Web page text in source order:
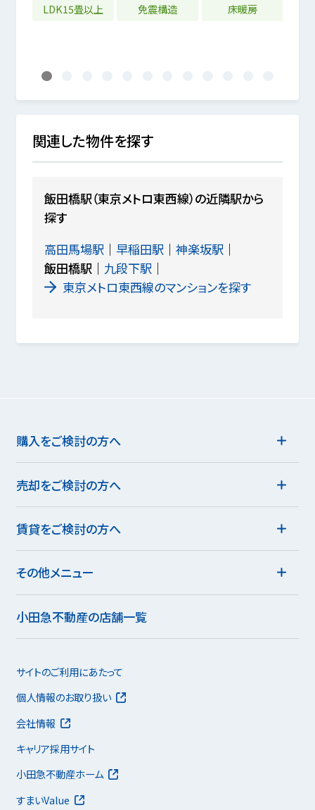
LDK15畳以上 免震構造 床暖房
1
関連した物件を探す
飯田橋駅（東京メトロ東西線）の近隣駅から
探す
高田馬場駅
早稲田駅
神楽坂駅
飯田橋駅
九段下駅
東京メトロ東西線のマンションを探す
購入をご検討の方へ
売却をご検討の方へ
賃貸をご検討の方へ
その他メニュー
小田急不動産の店舗一覧
サイトのご利用にあたって
個人情報のお取り扱い
会社情報
キャリア採用サイト
小田急不動産ホーム
すまいValue